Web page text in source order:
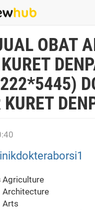
OBAT
KURET
Agriculture
Architecture
Arts